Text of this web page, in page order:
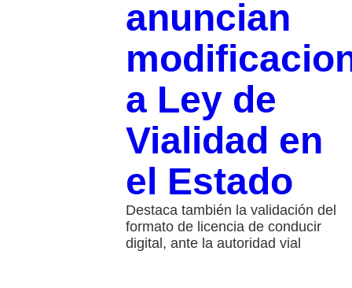
anuncian
a Ley de
Vialidad en
el Estado
Destaca también la validación del
formato de licencia de conducir
digital, ante la autoridad vial